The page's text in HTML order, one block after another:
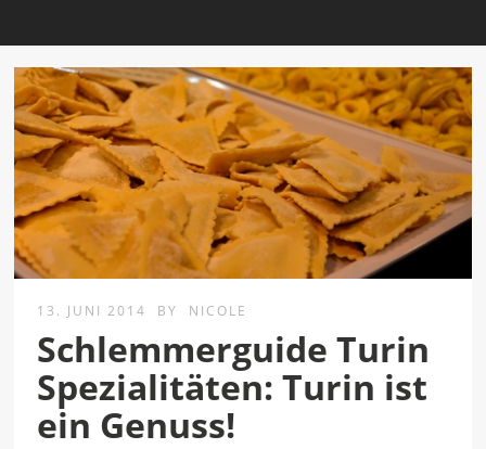
13. JUNI 2014 BY NICOLE
Schlemmerguide Turin
Spezialitäten: Turin ist
ein Genuss!